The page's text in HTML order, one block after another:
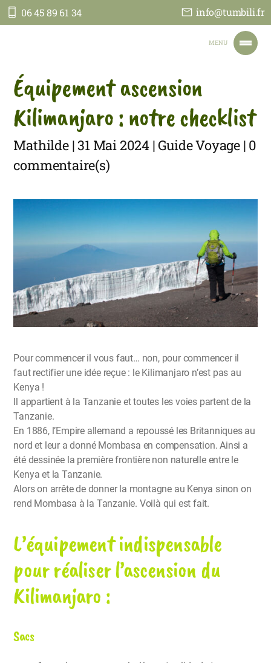
06 45 89 61 34 info@tumbili.fr
MENU
ACCUEIL
NOS VOYAGES
NOTRE ENGAGEMENT
TOUT SUR NOUS
JE PARS EN TANZANIE
CONTACT
Équipement ascension
Kilimanjaro : notre checklist
Mathilde | 31 Mai 2024 | Guide Voyage | 0
commentaire(s)
Pour commencer il vous faut… non, pour commencer il
faut rectifier une idée reçue : le Kilimanjaro n’est pas au
Kenya !
Il appartient à la Tanzanie et toutes les voies partent de la
Tanzanie.
En 1886, l’Empire allemand a repoussé les Britanniques au
nord et leur a donné Mombasa en compensation. Ainsi a
été dessinée la première frontière non naturelle entre le
Kenya et la Tanzanie.
Alors on arrête de donner la montagne au Kenya sinon on
rend Mombasa à la Tanzanie. Voilà qui est fait.
L’équipement indispensable
pour réaliser l’ascension du
Kilimanjaro :
Sacs